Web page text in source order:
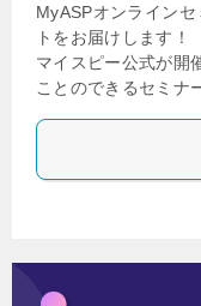
MyASPオンライン
トをお届けします！
マイスピー公式が開
ことのできるセミ